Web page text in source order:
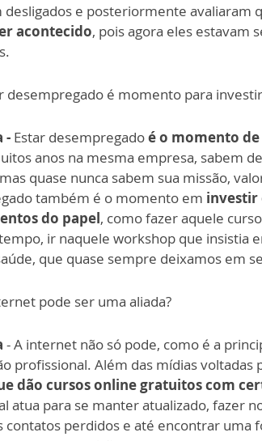
desligados e posteriormente avaliaram
acontecido, pois agora eles estavam
desempregado é momento para
- Estar desempregadoé o momento
anos na mesma empresa, sabem de
quase nunca sabem sua missão,
também é o momento em investir
do papel, como fazer aquele
ir naquele workshop que insistia
que quase sempre deixamos em
pode ser uma aliada?
- A internet não só pode, como é a
profissional. Além das mídias voltadas
dão cursos online gratuitos com
atua para se manter atualizado, fazer
contatos perdidos e até encontrar uma